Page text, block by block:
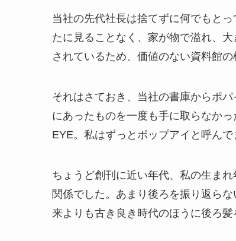
当社の先代社長は捨てずに何でもと
たに見ることなく、家が物で溢れ、
されているため、価値のない資料館
それはさておき、当社の書庫からポ
にあったものを一度も手に取らなか
EYE。私はずっとポップアイと呼ん
ちょうど創刊に近い年代、私の生ま
関係でした。あまり後ろを振り返ら
来よりも古き良き時代のほうに後ろ